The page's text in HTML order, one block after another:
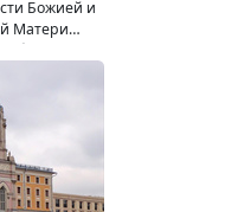
Божией и
Матери
(в
(4.12.2019).